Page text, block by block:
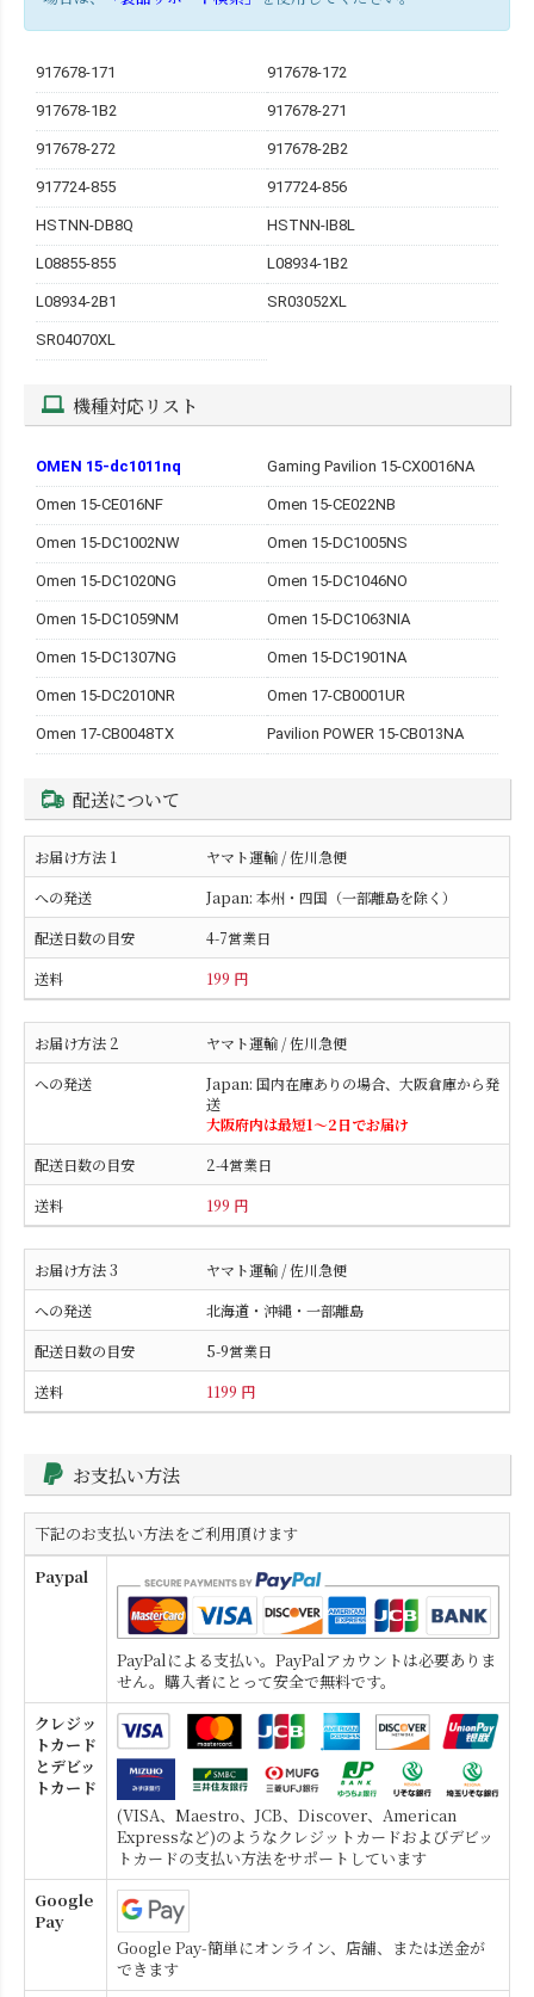
917678-171 917678-172
917678-1B2 917678-271
917678-272 917678-2B2
917724-855 917724-856
HSTNN-DB8Q HSTNN-IB8L
L08855-855 L08934-1B2
L08934-2B1 SR03052XL
SR04070XL
機種対応リスト
OMEN 15-dc1011nq Gaming Pavilion 15-CX0016NA
Omen 15-CE016NF Omen 15-CE022NB
Omen 15-DC1002NW Omen 15-DC1005NS
Omen 15-DC1020NG Omen 15-DC1046NO
Omen 15-DC1059NM Omen 15-DC1063NIA
Omen 15-DC1307NG Omen 15-DC1901NA
Omen 15-DC2010NR Omen 17-CB0001UR
Omen 17-CB0048TX Pavilion POWER 15-CB013NA
配送について
ヤマト運輸 / 佐川急便
Japan: 本州・四国（一部離島を除く）
4-7営業日
199 円
ヤマト運輸 / 佐川急便
Japan: 国内在庫ありの場合、大阪倉庫から発
送
大阪府内は最短1〜2日でお届け
2-4営業日
199 円
ヤマト運輸 / 佐川急便
北海道・沖縄・一部離島
5-9営業日
1199 円
お支払い方法
下記のお支払い方法をご利用頂けます
Paypal
PayPalによる支払い。PayPalアカウントは必要ありま
せん。購入者にとって安全で無料です。
クレジッ
トカード
とデビッ
トカード
(VISA、Maestro、JCB、Discover、American
Expressなど)のようなクレジットカードおよびデビッ
トカードの支払い方法をサポートしています
Google
Pay
Google Pay-簡単にオンライン、店舗、または送金が
できます